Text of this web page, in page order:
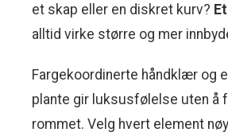
et skap eller en diskret kurv?
alltid virke større og mer
Fargekoordinerte håndklær og
plante gir luksusfølelse uten å
rommet. Velg hvert element